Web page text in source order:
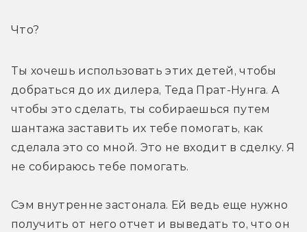
Что?
Ты хочешь использовать этих детей, чтобы
добраться до их дилера, Теда Прат-Нунга. А
чтобы это сделать, ты собираешься путем
шантажа заставить их тебе помогать, как
сделала это со мной. Это не входит в сделку. Я
не собираюсь тебе помогать.
Сэм внутренне застонала. Ей ведь еще нужно
получить от него отчет и выведать то, что он